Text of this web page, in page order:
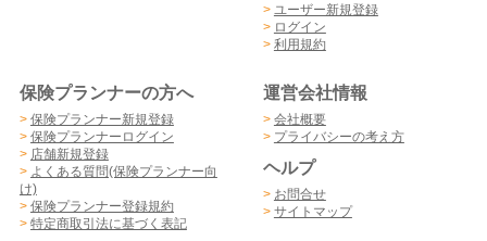
> ユーザー新規登録
> ログイン
> 利用規約
保険プランナーの方へ
> 保険プランナー新規登録
> 保険プランナーログイン
> 店舗新規登録
> よくある質問(保険プランナー向
け)
> 保険プランナー登録規約
> 特定商取引法に基づく表記
運営会社情報
> 会社概要
> プライバシーの考え方
ヘルプ
> お問合せ
> サイトマップ